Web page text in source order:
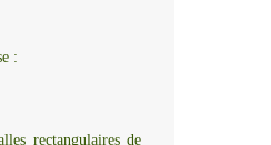
:
rectangulaires de